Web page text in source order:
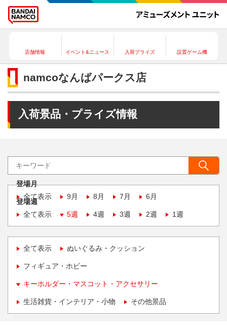
店舗情報 イベント&ニュース 入荷プライズ 設置ゲーム機
namcoなんばパークス店
入荷景品・プライズ情報
登場月
全て表示
9月 8月 7月 6月
登場週
全て表示
5週 4週 3週 2週 1週
全て表示 ぬいぐるみ・クッション
フィギュア・ホビー
キーホルダー・マスコット・アクセサリー
生活雑貨・インテリア・小物 その他景品